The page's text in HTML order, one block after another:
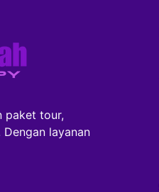
paket tour,
layanan